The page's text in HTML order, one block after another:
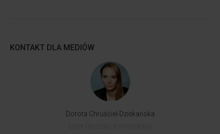
KONTAKT DLA MEDIÓW
Dorota Chruściel-Dziekańska